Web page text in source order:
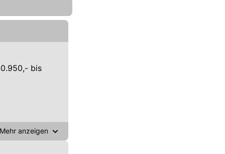
bis
Mehr anzeigen